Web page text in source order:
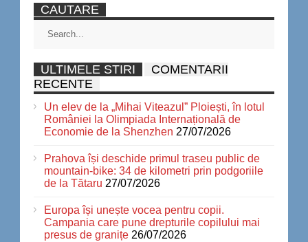
CAUTARE
ULTIMELE STIRI
COMENTARII
RECENTE
Un elev de la „Mihai Viteazul” Ploiești, în lotul
României la Olimpiada Internațională de
Economie de la Shenzhen 27/07/2026
Prahova își deschide primul traseu public de
mountain-bike: 34 de kilometri prin podgoriile
de la Tătaru 27/07/2026
Europa își unește vocea pentru copii.
Campania care pune drepturile copilului mai
presus de granițe 26/07/2026